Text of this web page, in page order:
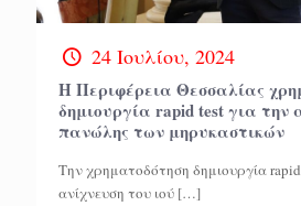
24 Ιουλίου, 2024
Η Περιφέρεια Θεσσαλίας
δημιουργία rapid test για την
πανώλης των μηρυκαστικών
Tην χρηματοδότηση δημιουργία
ανίχνευση του ιού […]